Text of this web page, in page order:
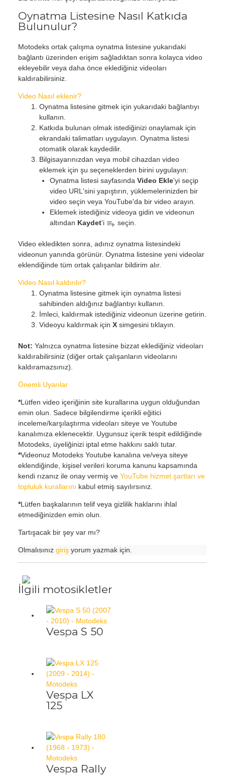
Oynatma Listesine Nasıl Katkıda
Bulunulur?
Motodeks ortak çalışma oynatma listesine yukarıdaki
bağlantı üzerinden erişim sağladıktan sonra kolayca video
ekleyebilir veya daha önce eklediğiniz videoları
kaldırabilirsiniz.
Video Nasıl eklenir?
Oynatma listesine gitmek için yukarıdaki bağlantıyı
kullanın.
Katkıda bulunan olmak istediğinizi onaylamak için
ekrandaki talimatları uygulayın. Oynatma listesi
otomatik olarak kaydedilir.
Bilgisayarınızdan veya mobil cihazdan video
eklemek için şu seçeneklerden birini uygulayın:
Oynatma listesi sayfasında Video Ekle'yi seçip
video URL'sini yapıştırın, yüklemelerinizden bir
video seçin veya YouTube'da bir video arayın.
Eklemek istediğiniz videoya gidin ve videonun
altından Kaydet'i seçin.
Video ekledikten sonra, adınız oynatma listesindeki
videonun yanında görünür. Oynatma listesine yeni videolar
eklendiğinde tüm ortak çalışanlar bildirim alır.
Video Nasıl kaldırılır?
Oynatma listesine gitmek için oynatma listesi
sahibinden aldığınız bağlantıyı kullanın.
İmleci, kaldırmak istediğiniz videonun üzerine getirin.
Videoyu kaldırmak için Xsimgesini tıklayın.
Not: Yalnızca oynatma listesine bizzat eklediğiniz videoları
kaldırabilirsiniz (diğer ortak çalışanların videolarını
kaldıramazsınız).
Önemli Uyarılar
*Lütfen video içeriğinin site kurallarına uygun olduğundan
emin olun. Sadece bilgilendirme içerikli eğitici
inceleme/karşılaştırma videoları siteye ve Youtube
kanalımıza eklenecektir. Uygunsuz içerik tespit edildiğinde
Motodeks, üyeliğinizi iptal etme hakkını saklı tutar.
*Videonuz Motodeks Youtube kanalına ve/veya siteye
eklendiğinde, kişisel verileri koruma kanunu kapsamında
kendi rızanız ile onay vermiş ve YouTube hizmet şartları ve
topluluk kurallarını kabul etmiş sayılırsınız.
*Lütfen başkalarının telif veya gizlilik haklarını ihlal
etmediğinizden emin olun.
Tartışacak bir şey var mı?
Olmalısınız girişyorum yazmak için.
İlgili motosikletler
Vespa S 50
Vespa LX
125
Vespa Rally